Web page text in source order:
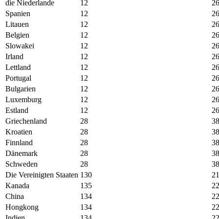
die Niederlande
12 26
Spanien
12 26
Litauen
12 26
Belgien
12 26
Slowakei
12 26
Irland
12 26
Lettland
12 26
Portugal
12 26
Bulgarien
12 26
Luxemburg
12 26
Estland
12 26
Griechenland
28 38
Kroatien
28 38
Finnland
28 38
Dänemark
28 38
Schweden
28 38
Die Vereinigten Staaten 130
Kanada
135
China
134
Hongkong
134